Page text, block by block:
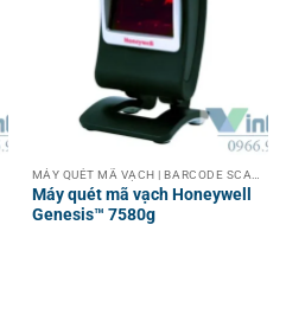
Máy quét mã vạch Honeywell
Genesis™ 7580g